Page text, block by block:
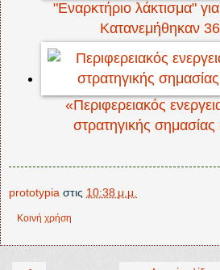
"Εναρκτήριο λάκτισμα"
Κατανεμήθηκαν
«Περιφερειακός
στρατηγικής
prototypia στις 10:38 μ.μ.
Κοινή χρήση